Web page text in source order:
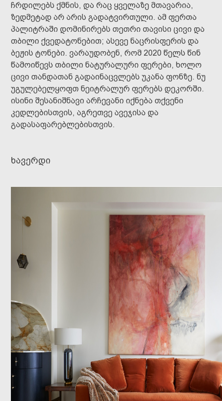
ჩრდილებს ქმნის, და რაც ყველაზე მთავარია,
ზედმეტად არ არის გადატვირთული. ამ ფერთა
პალიტრაში დომინირებს თეთრი თავისი ცივი და
თბილი ქვედატონებით; ასევე ნაცრისფერის და
ბეჟის ტონები. ვარაუდობენ, რომ 2020 წელს წინ
წამოიწევს თბილი ნატურალური ფერები, ხოლო
ცივი თანდათან გადაინაცვლებს უკანა ფონზე. ნუ
უგულებელყოფთ ნეიტრალურ ფერებს დეკორში.
ისინი შესანიშნავი არჩევანი იქნება თქვენი
კედლებისთვის, აგრეთვე ავეჯისა და
გადასაფარებლებისთვის.
ხავერდი